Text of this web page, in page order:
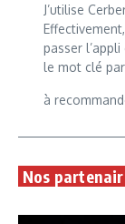
J’utilise
passer
le mot clé
à
Nos